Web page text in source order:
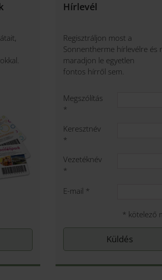
Hírlevél
Regisztráljon most a
Sonnentherme hírlevélre és
maradjon le egyetlen
fontos hírről sem.
Megszólítás
*
Keresztnév
*
Vezetéknév
*
E-mail *
* kötelező